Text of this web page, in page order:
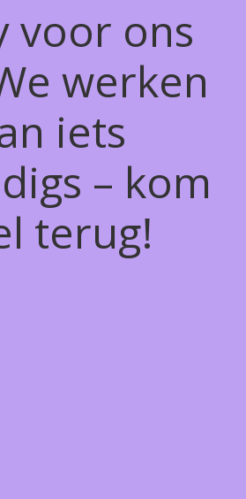
voor ons
werken
iets
– kom
terug!